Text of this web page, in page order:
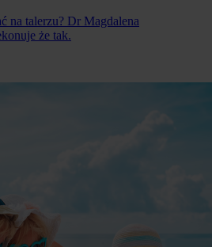
na talerzu? Dr Magdalena
że tak.